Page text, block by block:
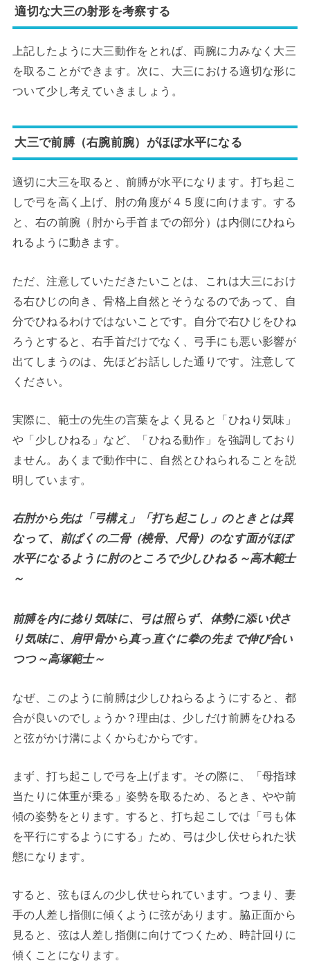
適切な大三の射形を考察する
上記したように大三動作をとれば、両腕に力みなく大三
を取ることができます。次に、大三における適切な形に
ついて少し考えていきましょう。
大三で前膊（右腕前腕）がほぼ水平になる
適切に大三を取ると、前膊が水平になります。打ち起こ
しで弓を高く上げ、肘の角度が４５度に向けます。する
と、右の前腕（肘から手首までの部分）は内側にひねら
れるように動きます。
ただ、注意していただきたいことは、これは大三におけ
る右ひじの向き、骨格上自然とそうなるのであって、自
分でひねるわけではないことです。自分で右ひじをひね
ろうとすると、右手首だけでなく、弓手にも悪い影響が
出てしまうのは、先ほどお話しした通りです。注意して
ください。
実際に、範士の先生の言葉をよく見ると「ひねり気味」
や「少しひねる」など、「ひねる動作」を強調しており
ません。あくまで動作中に、自然とひねられることを説
明しています。
右肘から先は「弓構え」「打ち起こし」のときとは異
なって、前ぱくの二骨（橈骨、尺骨）のなす面がほぼ
水平になるように肘のところで少しひねる～高木範士
～
前膊を内に捻り気味に、弓は照らず、体勢に添い伏さ
り気味に、肩甲骨から真っ直ぐに拳の先まで伸び合い
つつ～高塚範士～
なぜ、このように前膊は少しひねらるようにすると、都
合が良いのでしょうか？理由は、少しだけ前膊をひねる
と弦がかけ溝によくからむからです。
まず、打ち起こしで弓を上げます。その際に、「母指球
当たりに体重が乗る」姿勢を取るため、るとき、やや前
傾の姿勢をとります。すると、打ち起こしでは「弓も体
を平行にするようにする」ため、弓は少し伏せられた状
態になります。
すると、弦もほんの少し伏せられています。つまり、妻
手の人差し指側に傾くように弦があります。脇正面から
見ると、弦は人差し指側に向けてつくため、時計回りに
傾くことになります。